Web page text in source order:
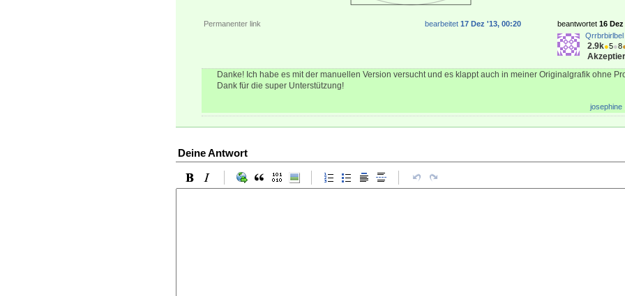
Permanenter link beantwortet 16
Qrrbrbirlbel
2.9k●5●8
bearbeitet 17 Dez '13, 00:20
Danke! Ich habe es mit der manuellen Version versucht und es klappt auch in meiner Originalgrafik ohne
Dank für die super Unterstützung!
josephine
Deine Antwort